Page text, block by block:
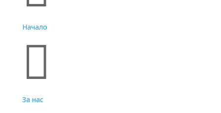
Начало

За нас